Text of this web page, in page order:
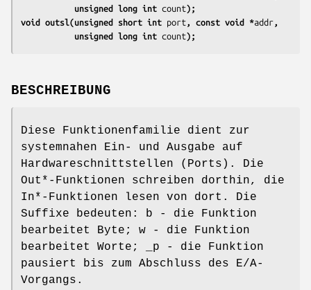
           unsigned long int
count);
void outsl(unsigned short int port , const void *addr ,
           unsigned long int
count);
BESCHREIBUNG
Diese Funktionenfamilie dient zur
systemnahen Ein- und Ausgabe auf
Hardwareschnittstellen (Ports). Die
Out*-Funktionen schreiben dorthin, die
In*-Funktionen lesen von dort. Die
Suffixe bedeuten: b - die Funktion
bearbeitet Byte; w - die Funktion
bearbeitet Worte; _p - die Funktion
pausiert bis zum Abschluss des E/A-
Vorgangs.